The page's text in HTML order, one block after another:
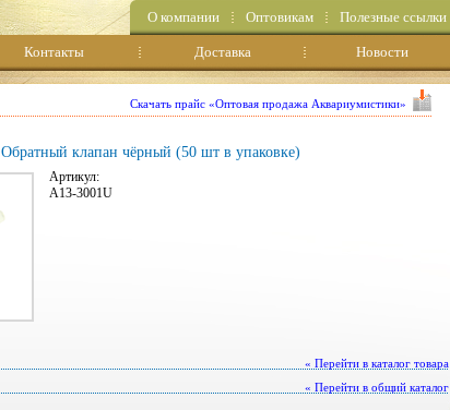
О компании Оптовикам Полезные ссылки
Контакты Доставка Новости
Скачать прайс «Оптовая продажа Аквариумистики»
Обратный клапан чёрный (50 шт в упаковке)
Артикул:
A13-3001U
« Перейти в каталог товара
« Перейти в общий каталог